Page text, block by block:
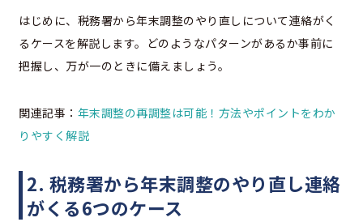
はじめに、税務署から年末調整のやり直しについて連絡がく
るケースを解説します。どのようなパターンがあるか事前に
把握し、万が一のときに備えましょう。
関連記事： 年末調整の再調整は可能！方法やポイントをわか
りやすく解説
2. 税務署から年末調整のやり直し連絡
がくる6つのケース